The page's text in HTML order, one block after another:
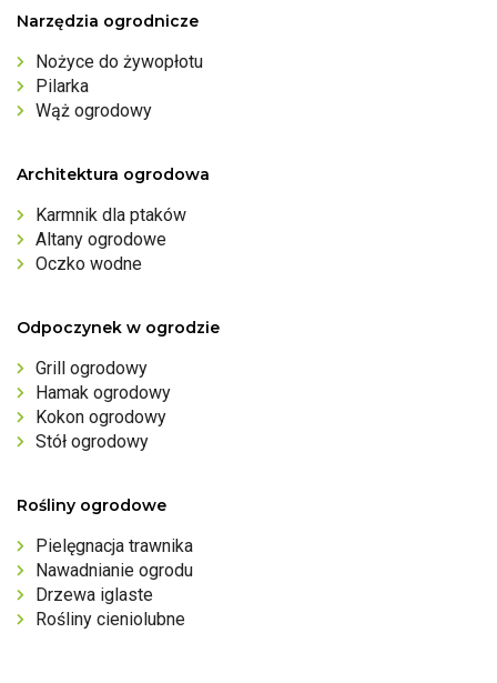
Narzędzia ogrodnicze
Nożyce do żywopłotu
Pilarka
Wąż ogrodowy
Architektura ogrodowa
Karmnik dla ptaków
Altany ogrodowe
Oczko wodne
Odpoczynek w ogrodzie
Grill ogrodowy
Hamak ogrodowy
Kokon ogrodowy
Stół ogrodowy
Rośliny ogrodowe
Pielęgnacja trawnika
Nawadnianie ogrodu
Drzewa iglaste
Rośliny cieniolubne